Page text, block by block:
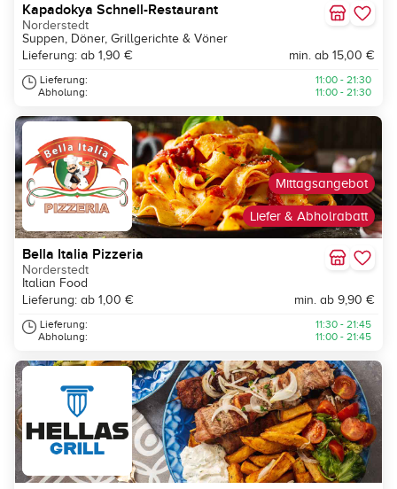
Kapadokya Schnell-Restaurant
Norderstedt
Suppen, Döner, Grillgerichte & Vöner
Lieferung: ab 1,90 €
min. ab 15,00 €
Lieferung:
Abholung:
11:00 - 21:30
11:00 - 21:30
Liefer & Abholrabatt
Mittagsangebot
Bella Italia Pizzeria
Norderstedt
Italian Food
Lieferung: ab 1,00 €
min. ab 9,90 €
Lieferung:
Abholung:
11:30 - 21:45
11:00 - 21:45